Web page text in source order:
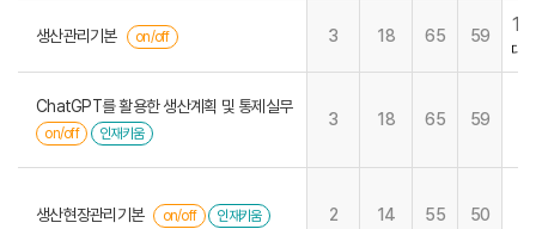
생산관리기본 on/off 3 18 65 59 19
대구
ChatGPT를 활용한 생산계획 및 통제실무
on/off 인재키움
3 18 65 59
생산현장관리기본 on/off 인재키움 2 14 55 50